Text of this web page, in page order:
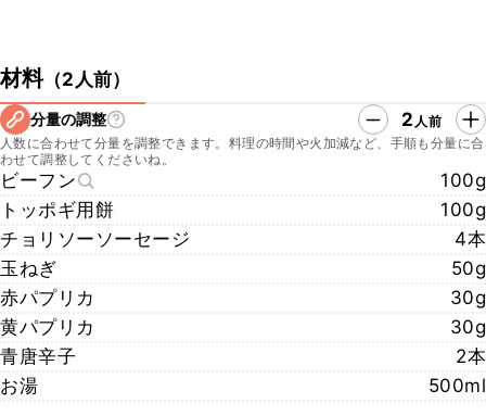
材料（2人前）
分量の調整 2 人前
人数に合わせて分量を調整できます。料理の時間や火加減など、手順も分量に合
わせて調整してくださいね。
ビーフン
100g
トッポギ用餅
100g
チョリソーソーセージ
4本
玉ねぎ
50g
赤パプリカ
30g
黄パプリカ
30g
青唐辛子
2本
お湯
500ml